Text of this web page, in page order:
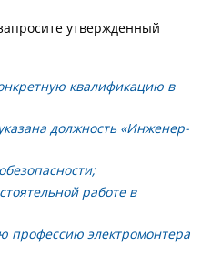
утвержденный
квалификацию в
должность «Инженер-
работе в
профессию электромонтера